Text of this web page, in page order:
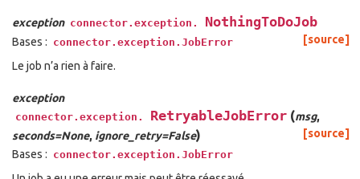
exception connector.exception. NothingToDoJob
[source]
Bases : connector.exception.JobError
Le job n’a rien à faire.
exception
connector.exception. RetryableJobError (msg,
seconds=None, ignore_retry=False)
[source]
Bases : connector.exception.JobError